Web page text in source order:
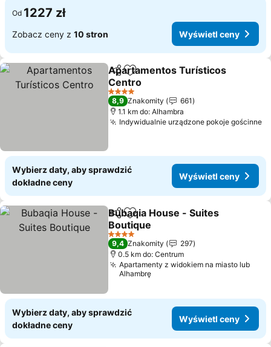
Od 1227 zł
Zobacz ceny z 10 stron Wyświetl ceny
Udostępnij
Dodaj do ulubionych
Apartamentos Turísticos
Centro
Wyświetl ceny
4 Kategoria
8,9 Znakomity
661
1.1 km do: Alhambra
Indywidualnie urządzone pokoje gościnne
Wybierz daty, aby sprawdzić
dokładne ceny
Wyświetl ceny
UdostępnijDodaj do ulubionych
Bubaqia House - Suites
Boutique
Wyświetl ceny
4 Kategoria
9,4 Znakomity
297
0.5 km do: Centrum
Apartamenty z widokiem na miasto lub
Alhambrę
Wybierz daty, aby sprawdzić
dokładne ceny
Wyświetl ceny